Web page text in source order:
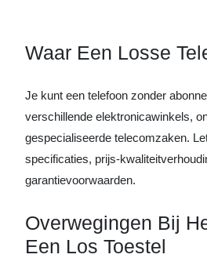
Waar Een Losse
Je kunt een telefoon zonder
verschillende elektronicawinkels,
gespecialiseerde telecomzaken.
specificaties, prijs-
garantievoorwaarden.
Overwegingen Bij
Een Los Toestel